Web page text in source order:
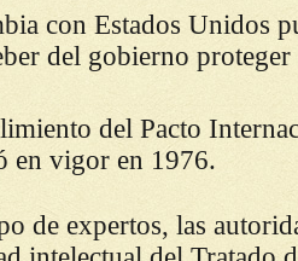
con Estados Unidos
del gobierno proteger
del Pacto
en vigor en 1976.
de expertos, las